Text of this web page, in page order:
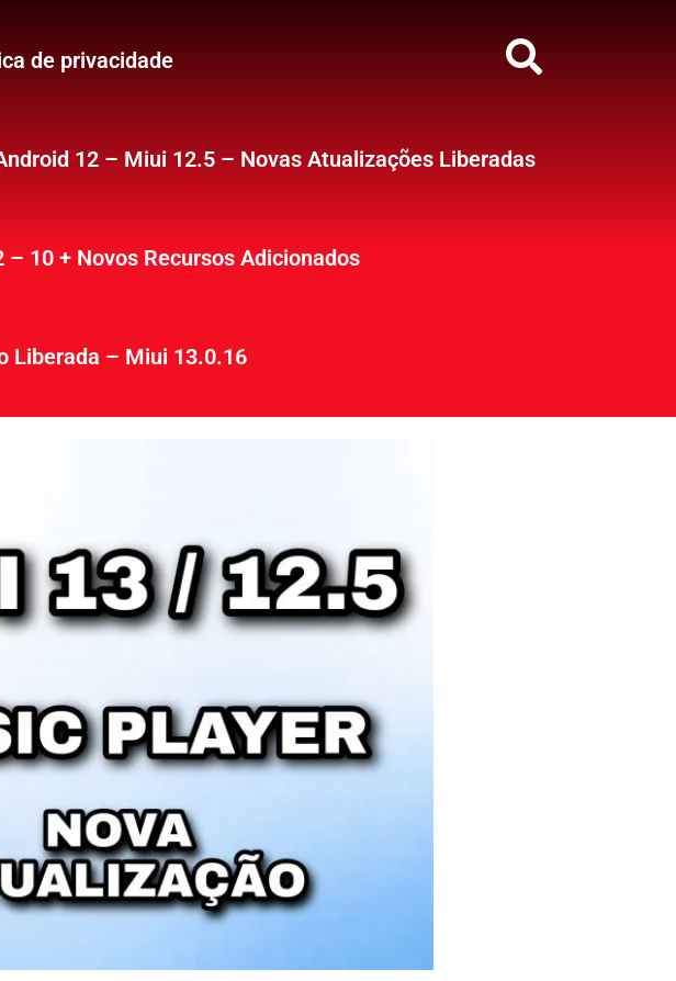
de privacidade
12 – Miui 12.5 – Novas Atualizações Liberadas
10 + Novos Recursos Adicionados
Liberada – Miui 13.0.16